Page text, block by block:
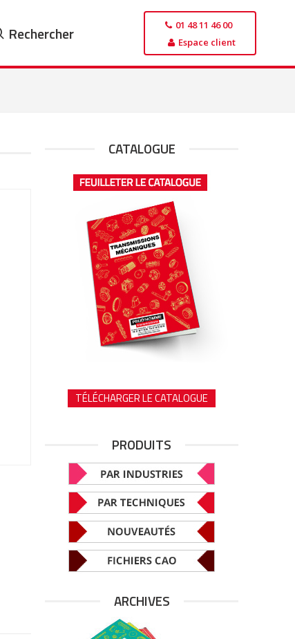
Rechercher
01 48 11 46 00
Espace client
CATALOGUE
TÉLÉCHARGER LE CATALOGUE
PRODUITS
ARCHIVES